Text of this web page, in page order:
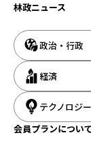
林政ニュース
政治・行政
経済
テクノロジー
会員プランについ